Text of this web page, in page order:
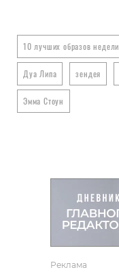
10 лучших образов недели
Дуа Липа зендея
Эмма Стоун
Реклама